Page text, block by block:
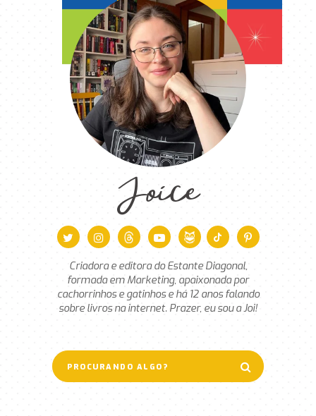
Joice
Criadora e editora do Estante Diagonal,
formada em Marketing, apaixonada por
cachorrinhos e gatinhos e há 12 anos falando
sobre livros na internet. Prazer, eu sou a Joi!